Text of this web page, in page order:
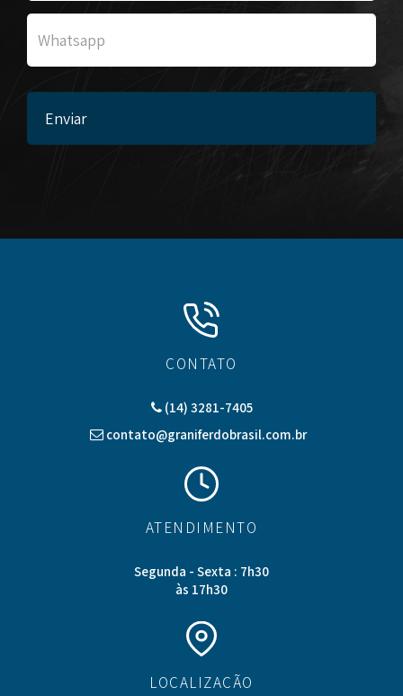
CONTATO
(14) 3281-7405
contato@graniferdobrasil.com.br
ATENDIMENTO
Segunda - Sexta : 7h30
às 17h30
LOCALIZAÇÃO